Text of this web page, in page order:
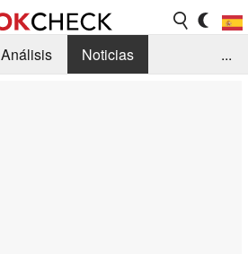
Análisis
Noticias
...